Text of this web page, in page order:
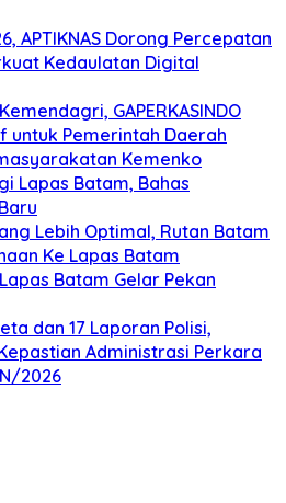
APTIKNAS Dorong Percepatan
Kedaulatan Digital
GAPERKASINDO
untuk Pemerintah Daerah
Kemenko
Lapas Batam, Bahas
Lebih Optimal, Rutan Batam
Ke Lapas Batam
Batam Gelar Pekan
dan 17 Laporan Polisi,
Administrasi Perkara
2026